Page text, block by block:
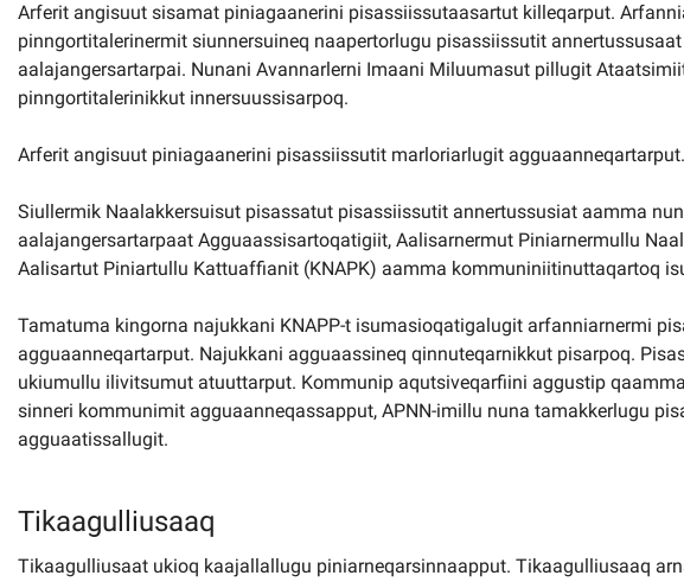
Arferit angisuut sisamat piniagaanerini pisassiissutaasartut killeqarput.
pinngortitalerinermit siunnersuineq naapertorlugu pisassiissutit
aalajangersartarpai. Nunani Avannarlerni Imaani Miluumasut pillugit
pinngortitalerinikkut innersuussisarpoq.
Arferit angisuut piniagaanerini pisassiissutit marloriarlugit agguaanneqartarput.
Siullermik Naalakkersuisut pisassatut pisassiissutit annertussusiat aamma
aalajangersartarpaat Agguaassisartoqatigiit, Aalisarnermut Piniarnermullu
Aalisartut Piniartullu Kattuaffianit (KNAPK) aamma kommuniniitinuttaqartoq
Tamatuma kingorna najukkani KNAPP-t isumasioqatigalugit arfanniarnermi
agguaanneqartarput. Najukkani agguaassineq qinnuteqarnikkut pisarpoq.
ukiumullu ilivitsumut atuuttarput. Kommunip aqutsiveqarfiini aggustip
sinneri kommunimit agguaanneqassapput, APNN-imillu nuna tamakkerlugu
agguaatissallugit.
Tikaagulliusaaq
Tikaagulliusaat ukioq kaajallallugu piniarneqarsinnaapput. Tikaagulliusaaq